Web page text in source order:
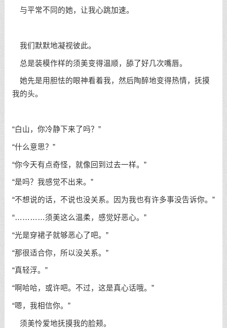
与平常不同的她，让我心跳加速。
我们默默地凝视彼此。
总是装模作样的须美变得温顺，舔了好几次嘴唇。
她先是用胆怯的眼神看着我，然后陶醉地变得热情，抚摸
我的头。
“白山，你冷静下来了吗？”
“什么意思？”
“你今天有点奇怪，就像回到过去一样。”
“是吗？我感觉不出来。”
“不想说的话，不说也没关系。因为我也有许多事没告诉你。”
“…………须美这么温柔，感觉好恶心。”
“光是穿裙子就够恶心了吧。”
“那很适合你，所以没关系。”
“真轻浮。”
“啊哈哈，或许吧。不过，这是真心话哦。”
“嗯，我相信你。”
须美怜爱地抚摸我的脸颊。